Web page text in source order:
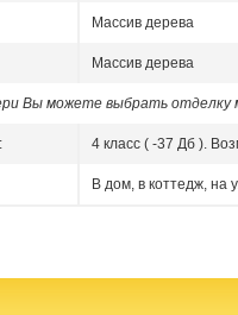
Массив дерева
Массив дерева
Вы можете выбрать
4 класс ( -37 Дб ).
В дом, в коттедж, на